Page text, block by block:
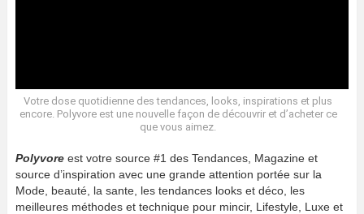
Votre dose quotidienne des tendances, looks, inspirations et plus
encore. Polyvore est une nouvelle façon de découvrir et d’acheter ce
que vous aimez.
Polyvore est votre source #1 des Tendances, Magazine et
source d’inspiration avec une grande attention portée sur la
Mode, beauté, la sante, les tendances looks et déco, les
meilleures méthodes et technique pour mincir, Lifestyle, Luxe et